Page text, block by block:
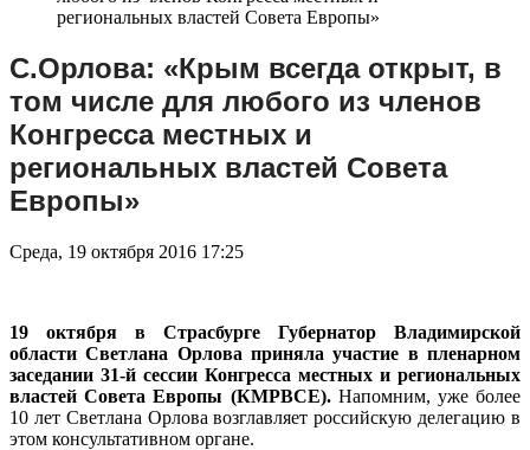
С.Орлова: «Крым всегда открыт, в
том числе для любого из членов
Конгресса местных и
региональных властей Совета
Европы»
Среда, 19 октября 2016 17:25
19 октября в Страсбурге Губернатор Владимирской
области Светлана Орлова приняла участие в пленарном
заседании 31-й сессии Конгресса местных и региональных
властей Совета Европы (КМРВСЕ).Напомним, уже более
10 лет Светлана Орлова возглавляет российскую делегацию в
этом консультативном органе.